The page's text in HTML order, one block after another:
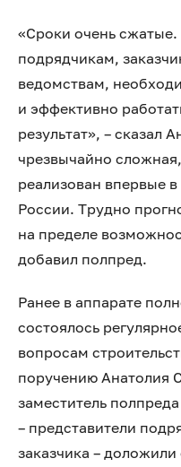
«Сроки очень
подрядчикам,
ведомствам,
и эффективно
результат», – сказал
чрезвычайно
реализован впервые
России. Трудно
на пределе
добавил полпред.
Ранее в аппарате
состоялось
вопросам
поручению Анатолия
заместитель
– представители
заказчика –